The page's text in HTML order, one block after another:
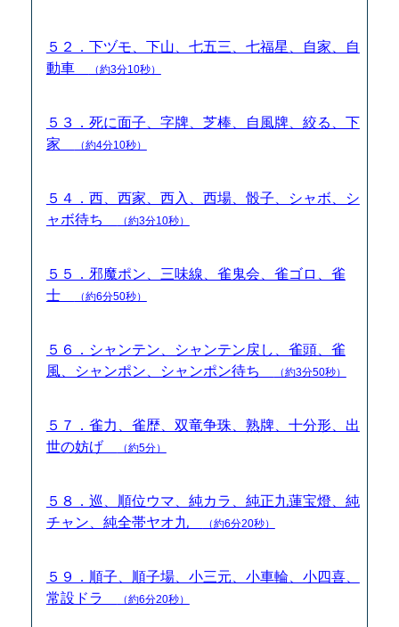
５２．下ヅモ、下山、七五三、七福星、自家、自
動車
（約3分10秒）
５３．死に面子、字牌、芝棒、自風牌、絞る、下
家
（約4分10秒）
５４．西、西家、西入、西場、骰子、シャボ、シ
ャボ待ち
（約3分10秒）
５５．邪魔ポン、三味線、雀鬼会、雀ゴロ、雀
士
（約6分50秒）
５６．シャンテン、シャンテン戻し、雀頭、雀
風、シャンポン、シャンポン待ち
（約3分50秒）
５７．雀力、雀歴、双竜争珠、熟牌、十分形、出
世の妨げ
（約5分）
５８．巡、順位ウマ、純カラ、純正九蓮宝燈、純
チャン、純全帯ヤオ九
（約6分20秒）
５９．順子、順子場、小三元、小車輪、小四喜、
常設ドラ
（約6分20秒）